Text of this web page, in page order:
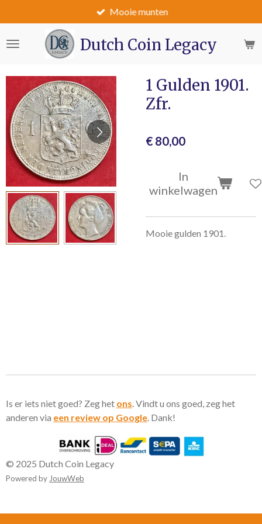
direct
naar
Dutch Coin Legacy
Mooie munten
1 Gulden 1901.
Zfr.
€ 80,00
In
winkelwagen
Mooie gulden 1901.
Is er iets niet goed? Zeg het ons . Vindt u ons goed, zeg het
anderen via een review op Google . Dank!
© 2025 Dutch Coin Legacy
Powered by JouwWeb